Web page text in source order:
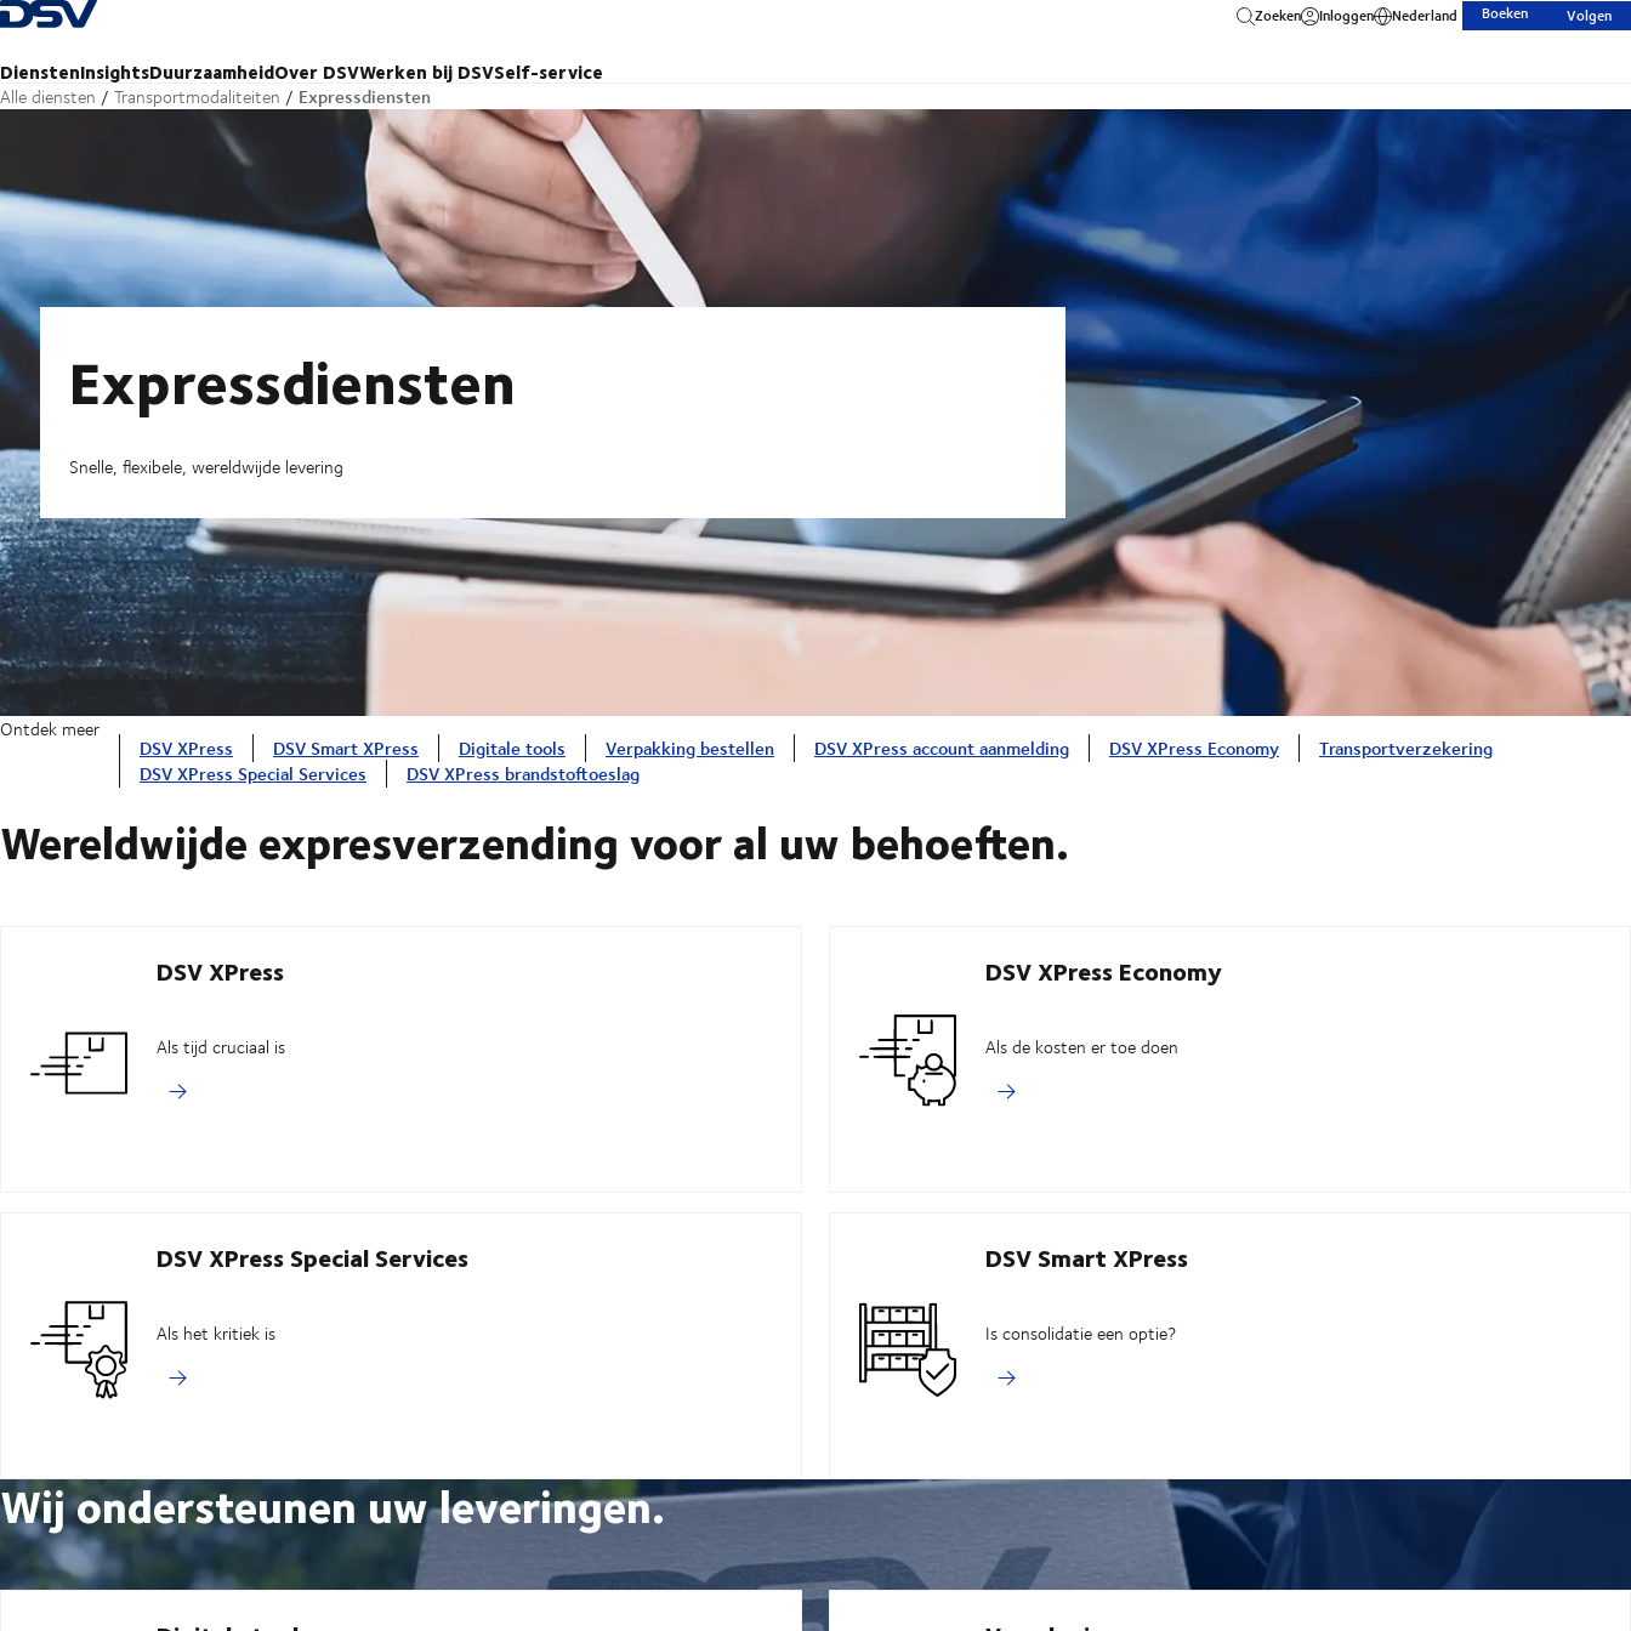
Terug naar startpagina
DienstenInsightsDuurzaamheidOver DSVWerken bij DSVSelf-service
Zoeken Inloggen Nederland Boeken Volgen
Alle diensten Transportmodaliteiten Expressdiensten
Expressdiensten
Snelle, flexibele, wereldwijde levering
Ontdek meer
DSV XPress DSV Smart XPress Digitale tools Verpakking bestellen DSV XPress account aanmelding DSV XPress Economy
Transportverzekering
DSV XPress Special Services
DSV XPress brandstoftoeslag
Wereldwijde expresverzending voor al uw behoeften.
DSV XPress
Als tijd cruciaal is
DSV XPress Economy
Als de kosten er toe doen
DSV XPress Special Services
Als het kritiek is
DSV Smart XPress
Is consolidatie een optie?
Wij ondersteunen uw leveringen.